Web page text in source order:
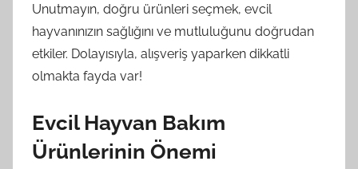
Unutmayın, doğru ürünleri seçmek, evcil
hayvanınızın sağlığını ve mutluluğunu doğrudan
etkiler. Dolayısıyla, alışveriş yaparken dikkatli
olmakta fayda var!
Evcil Hayvan Bakım
Ürünlerinin Önemi